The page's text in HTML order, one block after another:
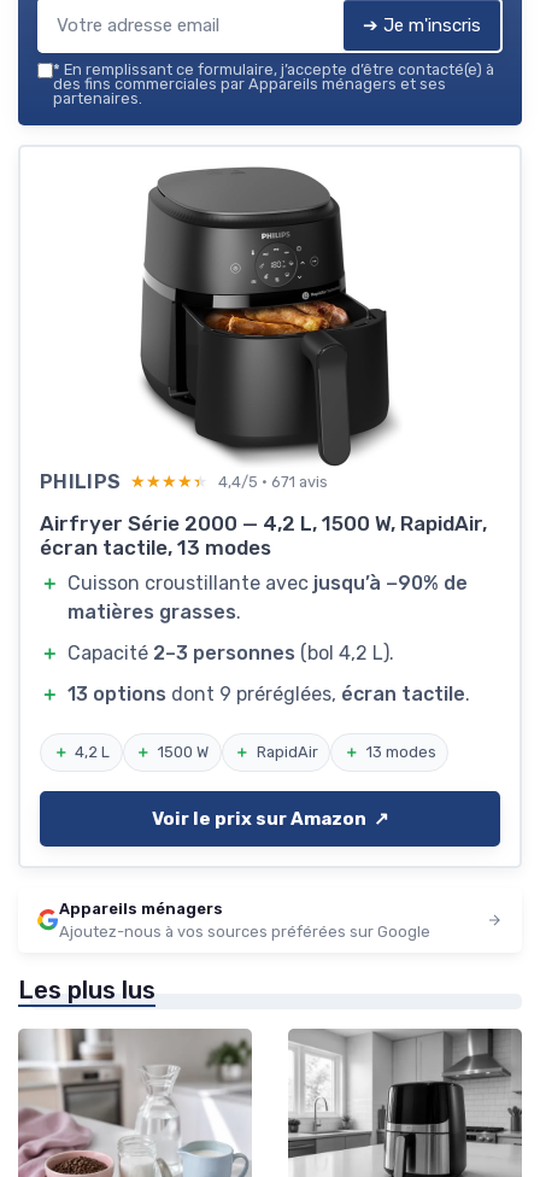
➔ Je m'inscris
* En remplissant ce formulaire, j’accepte d’être contacté(e) à
des fins commerciales par Appareils ménagers et ses
partenaires.
PHILIPS ★★★★★
★★★★★ 4,4/5 · 671 avis
Airfryer Série 2000 — 4,2 L, 1500 W, RapidAir,
écran tactile, 13 modes
＋ Cuisson croustillante avec jusqu’à −90% de
matières grasses.
＋ Capacité 2–3 personnes (bol 4,2 L).
＋ 13 options dont 9 préréglées, écran tactile.
＋ 4,2 L ＋ 1500 W ＋ RapidAir ＋ 13 modes
Voir le prix sur Amazon ↗️
Appareils ménagers
Ajoutez-nous à vos sources préférées sur Google
Les plus lus